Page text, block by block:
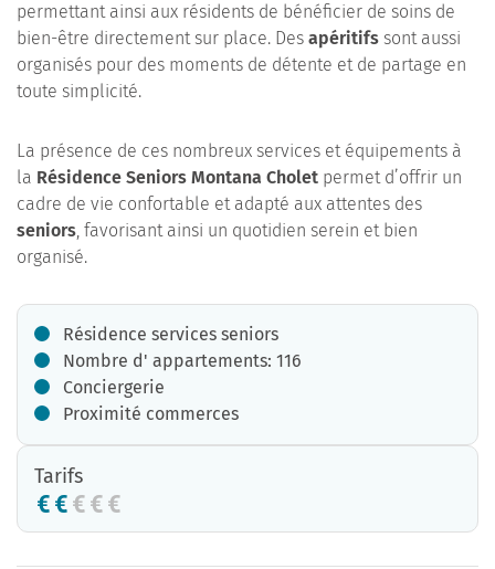
permettant ainsi aux résidents de bénéficier de soins de
bien-être directement sur place. Des apéritifs sont aussi
organisés pour des moments de détente et de partage en
toute simplicité.
La présence de ces nombreux services et équipements à
la Résidence Seniors Montana Cholet permet d’offrir un
cadre de vie confortable et adapté aux attentes des
seniors, favorisant ainsi un quotidien serein et bien
organisé.
Résidence services seniors
Nombre d' appartements: 116
Conciergerie
Proximité commerces
Tarifs